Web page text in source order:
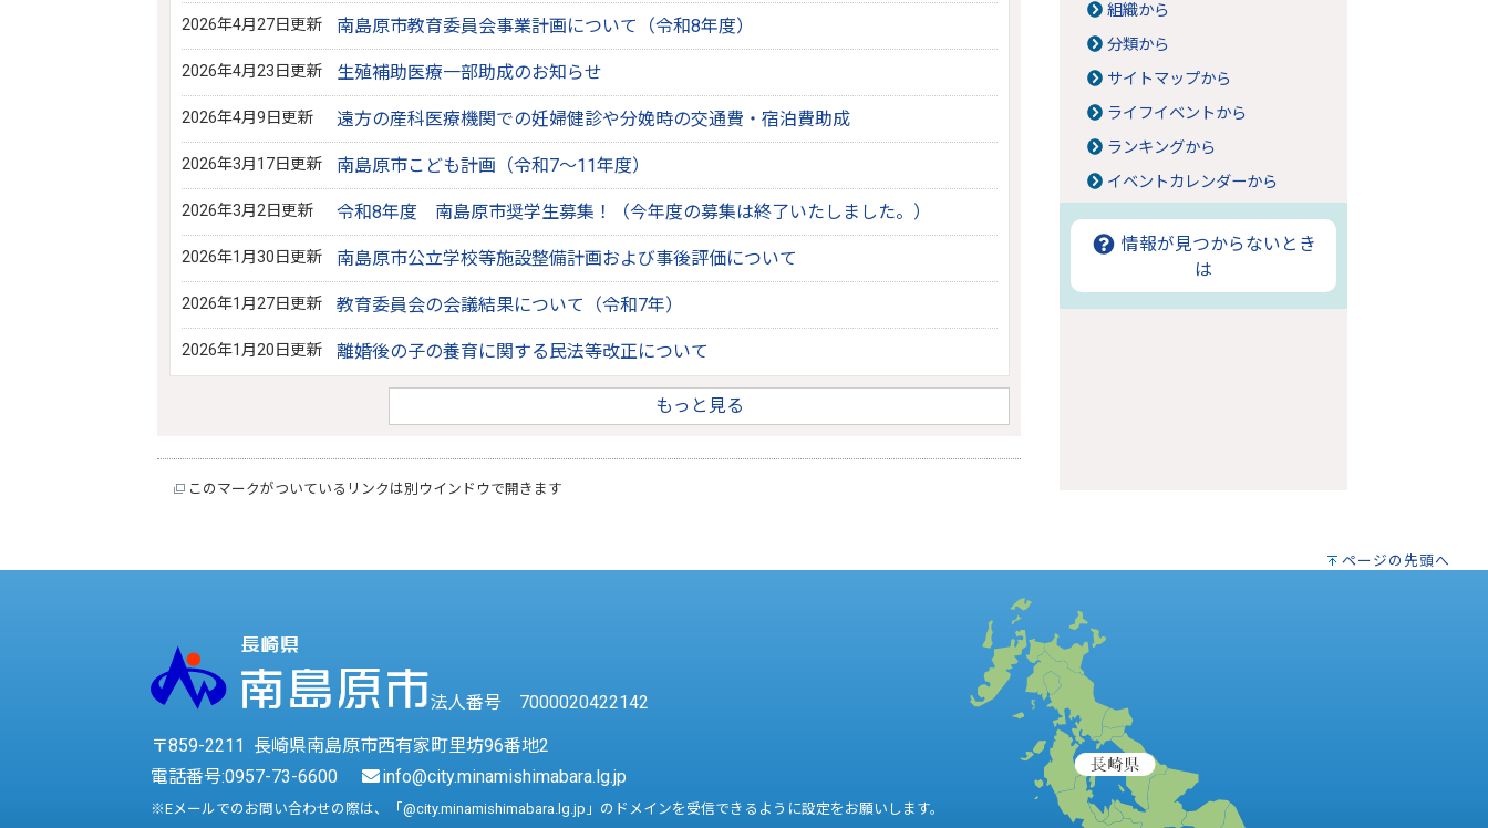
2026年4月27日更新 南島原市教育委員会事業計画について（令和8年度）
2026年4月23日更新 生殖補助医療一部助成のお知らせ
2026年4月9日更新 遠方の産科医療機関での妊婦健診や分娩時の交通費・宿泊費助成
2026年3月17日更新 南島原市こども計画（令和7～11年度）
2026年3月2日更新 令和8年度 南島原市奨学生募集！（今年度の募集は終了いたしました。）
2026年1月30日更新 南島原市公立学校等施設整備計画および事後評価について
2026年1月27日更新 教育委員会の会議結果について（令和7年）
2026年1月20日更新 離婚後の子の養育に関する民法等改正について
もっと見る
このマークがついているリンクは別ウインドウで開きます
組織から
分類から
サイトマップから
ライフイベントから
ランキングから
イベントカレンダーから
情報が見つからないとき
は
ページの先頭へ
法人番号 7000020422142
〒859-2211 長崎県南島原市西有家町里坊96番地2
電話番号:0957-73-6600 info@city.minamishimabara.lg.jp
※Eメールでのお問い合わせの際は、「@city.minamishimabara.lg.jp」のドメインを受信できるように設定をお願いします。